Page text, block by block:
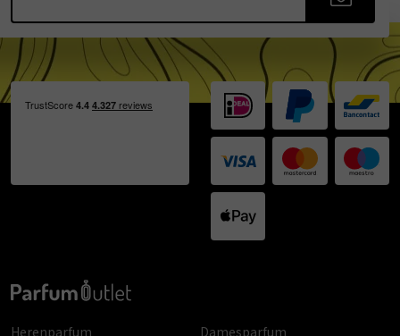
Herenparfum Damesparfum